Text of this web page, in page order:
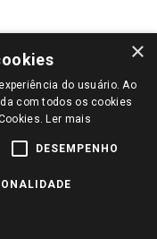
E SELECIONE A LOJA DE
PREÇOS DA SUA REGIÃO OU
SITE SÃO VÁLIDOS APENAS
E NA LOJA SELECIONADA
SITE PREVALECEM ANTE
OS DIREITOS RESERVADOS.
×
do usuário. Ao
com todos os cookies
Ler mais
DESEMPENHO